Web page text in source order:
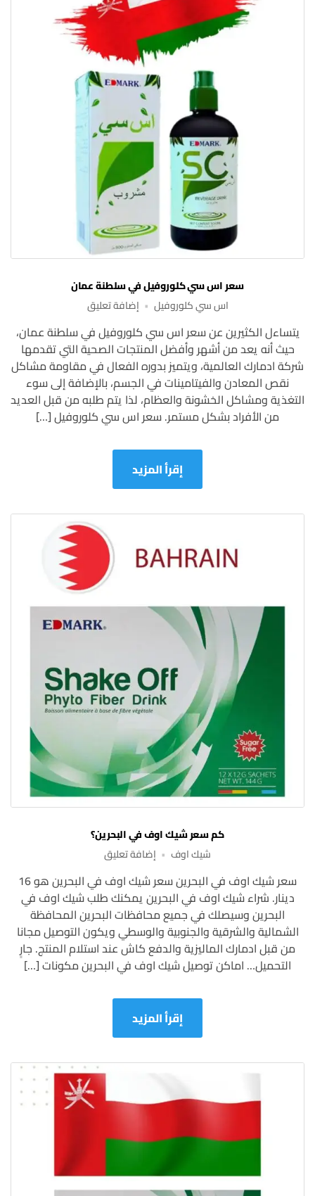
سعر اس سي كلوروفيل في سلطنة عمان
اس سي كلوروفيل
إضافة تعليقعلى
اس
سي
كلوروفيل
في
سلطنة
عمان
يتساءل الكثيرين عن سعر اس سي كلوروفيل في سلطنة عمان،
حيث أنه يعد من أشهر وأفضل المنتجات الصحية التي تقدمها
شركة ادمارك العالمية، ويتميز بدوره الفعال في مقاومة مشاكل
نقص المعادن والفيتامينات في الجسم، بالإضافة إلى سوء
التغذية ومشاكل الخشونة والعظام، لذا يتم طلبه من قبل العديد
من الأفراد بشكل مستمر. سعر اس سي كلوروفيل […]
إقرأ المزيد
كم سعر شيك اوف في البحرين؟
شيك اوف
إضافة تعليقعلى
سعر
شيك
اوف
في
البحرين؟
سعر شيك اوف في البحرين سعر شيك اوف في البحرين هو 16
دينار. شراء شيك اوف في البحرين يمكنك طلب شيك اوف في
البحرين وسيصلك في جميع محافظات البحرين المحافظة
الشمالية والشرقية والجنوبية والوسطي ويكون التوصيل مجانا
من قبل ادمارك الماليزية والدفع كاش عند استلام المنتج. جارٍ
التحميل… اماكن توصيل شيك اوف في البحرين مكونات […]
إقرأ المزيد